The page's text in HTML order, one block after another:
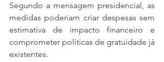
Segundo a mensagem presidencial, as
medidas poderiam criar despesas sem
estimativa de impacto financeiro e
comprometer políticas de gratuidade já
existentes.